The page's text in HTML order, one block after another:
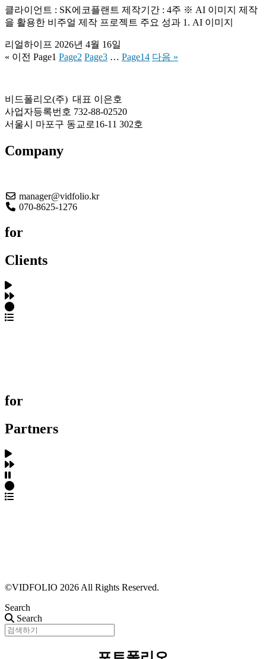
클라이언트 : SK에코플랜트 제작기간 : 4주 ※ AI 이미지 제작
을 활용한 비주얼 제작 프로젝트 주요 성과 1. AI 이미지
리얼하이프 2026년 4월 16일
« 이전 Page1 Page2 Page3 … Page14 다음 »
비드폴리오(주) 대표 이은호
사업자등록번호 732-88-02520
서울시 마포구 동교로16-11 302호
Company
manager@vidfolio.kr
070-8625-1276
for
Clients
for
Partners
©VIDFOLIO 2026 All Rights Reserved.
Search
Search